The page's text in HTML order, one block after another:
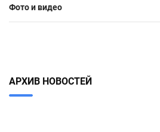
Фото и видео
АРХИВ НОВОСТЕЙ